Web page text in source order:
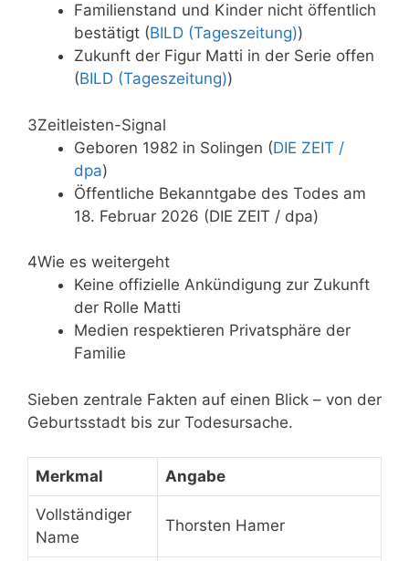
Familienstand und Kinder nicht öffentlich
bestätigt (BILD (Tageszeitung))
Zukunft der Figur Matti in der Serie offen
(BILD (Tageszeitung))
3Zeitleisten-Signal
Geboren 1982 in Solingen (DIE ZEIT /
dpa)
Öffentliche Bekanntgabe des Todes am
18. Februar 2026 (DIE ZEIT / dpa)
4Wie es weitergeht
Keine offizielle Ankündigung zur Zukunft
der Rolle Matti
Medien respektieren Privatsphäre der
Familie
Sieben zentrale Fakten auf einen Blick – von der
Geburtsstadt bis zur Todesursache.
Merkmal Angabe
Vollständiger
Name
Thorsten Hamer